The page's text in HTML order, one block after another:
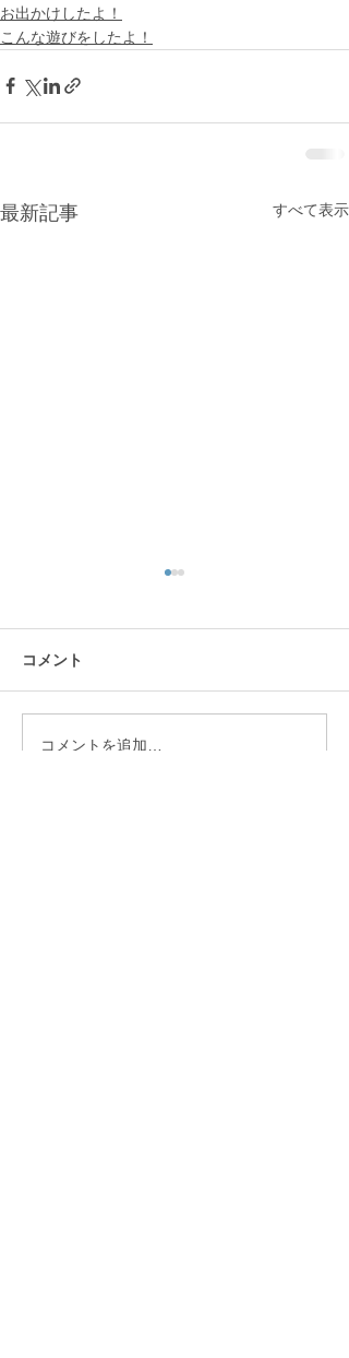
お出かけしたよ！
こんな遊びをしたよ！
最新記事 すべて表示
卒業お祝いパーティー＆
コメント
コメントを追加…